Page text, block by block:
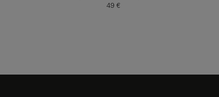
Prix ​​actuel
49 €